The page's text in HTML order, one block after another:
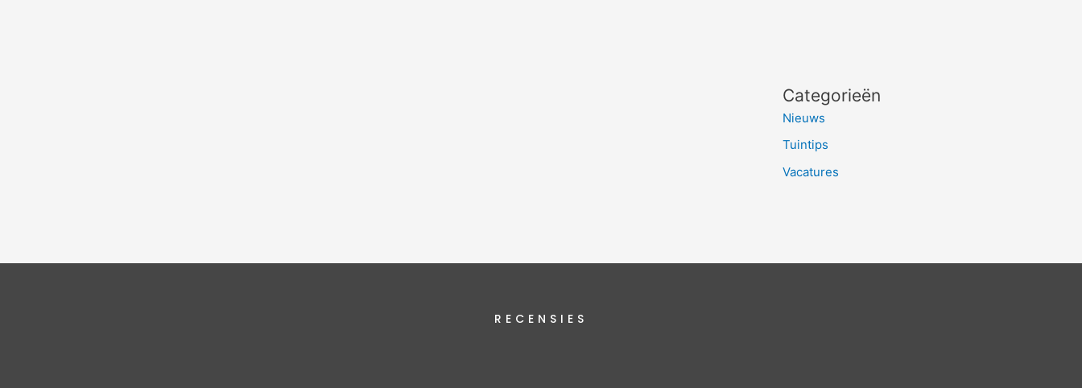
Categorieën
Nieuws
Tuintips
Vacatures
RECENSIES